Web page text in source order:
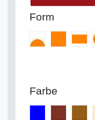
Form
Farbe